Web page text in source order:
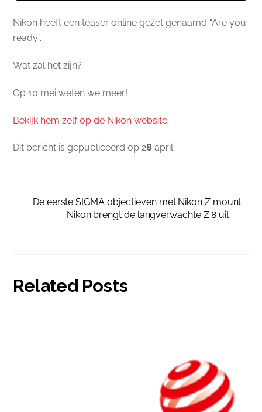
Nikon heeft een teaser online gezet genaamd “Are you
ready”.
Wat zal het zijn?
Op 10 mei weten we meer!
Bekijk hem zelf op de Nikon website
Dit bericht is gepubliceerd op 28 april.
De eerste SIGMA objectieven met Nikon Z mount
Nikon brengt de langverwachte Z 8 uit
Related Posts